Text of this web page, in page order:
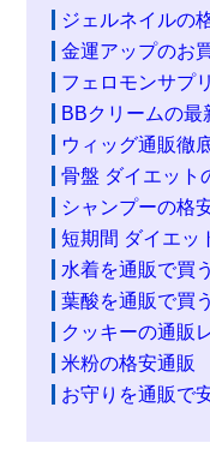
ジェルネイルの
金運アップのお
フェロモンサプ
BBクリームの最
ウィッグ通販徹
骨盤 ダイエット
シャンプーの格
短期間 ダイエッ
水着を通販で買
葉酸を通販で買
クッキーの通販
米粉の格安通販
お守りを通販で